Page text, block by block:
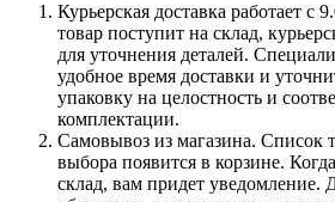
Курьерская доставка работает с
товар поступит на склад,
для уточнения деталей.
удобное время доставки и
упаковку на целостность и
комплектации.
Самовывоз из магазина. Список
выбора появится в корзине.
склад, вам придет уведомление.